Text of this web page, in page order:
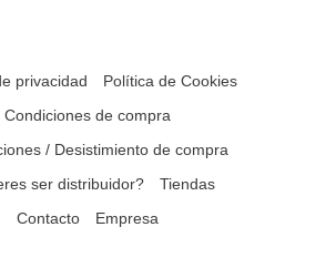
privacidad
Política de Cookies
Condiciones de compra
/ Desistimiento de compra
ser distribuidor?
Tiendas
Contacto
Empresa